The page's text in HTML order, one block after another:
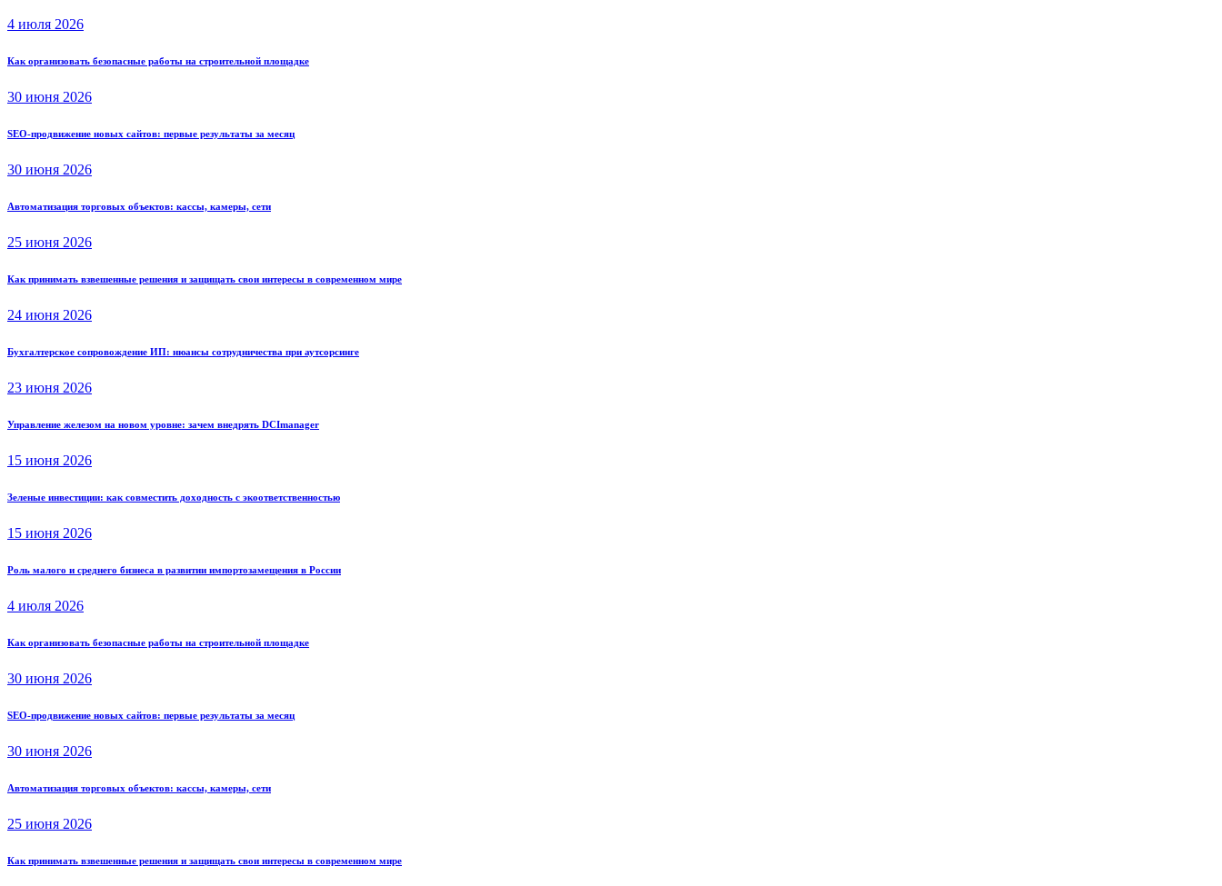
4 июля 2026
Как организовать безопасные работы на строительной площадке
30 июня 2026
SEO-продвижение новых сайтов: первые результаты за месяц
30 июня 2026
Автоматизация торговых объектов: кассы, камеры, сети
25 июня 2026
Как принимать взвешенные решения и защищать свои интересы в современном мире
24 июня 2026
Бухгалтерское сопровождение ИП: нюансы сотрудничества при аутсорсинге
23 июня 2026
Управление железом на новом уровне: зачем внедрять DCImanager
15 июня 2026
Зеленые инвестиции: как совместить доходность с экоответственностью
15 июня 2026
Роль малого и среднего бизнеса в развитии импортозамещения в России
4 июля 2026
Как организовать безопасные работы на строительной площадке
30 июня 2026
SEO-продвижение новых сайтов: первые результаты за месяц
30 июня 2026
Автоматизация торговых объектов: кассы, камеры, сети
25 июня 2026
Как принимать взвешенные решения и защищать свои интересы в современном мире